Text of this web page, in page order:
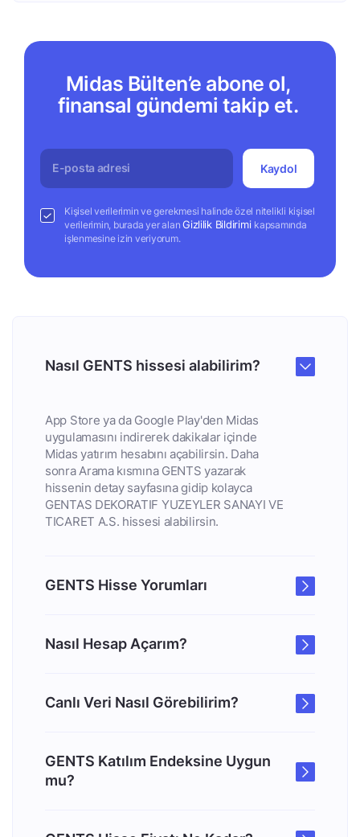
Midas Bülten’e abone ol,
finansal gündemi takip et.
Kaydol
Kişisel verilerimin ve gerekmesi halinde özel nitelikli kişisel
verilerimin, burada yer alanGizlilik Bildirimi kapsamında
işlenmesine izin veriyorum.
Nasıl GENTS hissesi alabilirim?
App Store ya da Google Play'den Midas
uygulamasını indirerek dakikalar içinde
Midas yatırım hesabını açabilirsin. Daha
sonra Arama kısmına GENTS yazarak
hissenin detay sayfasına gidip kolayca
GENTAS DEKORATIF YUZEYLER SANAYI VE
TICARET A.S. hissesi alabilirsin.
GENTS Hisse Yorumları
Nasıl Hesap Açarım?
Canlı Veri Nasıl Görebilirim?
GENTS Katılım Endeksine Uygun
mu?